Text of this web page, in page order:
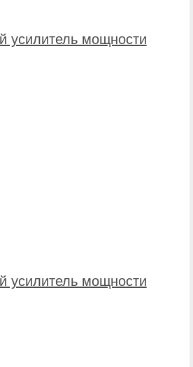
усилитель мощности
усилитель мощности